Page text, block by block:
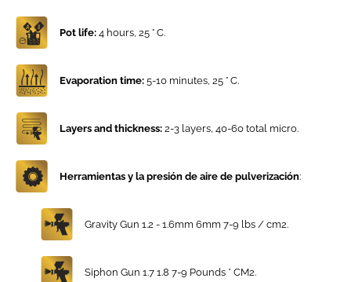
Pot life:4 hours, 25 ° C.
Evaporation time:5-10 minutes, 25 ° C.
Layers and thickness:2-3 layers, 40-60 total micro.
Herramientas y la presión de aire de pulverización:
Gravity Gun 1.2 - 1.6mm 6mm 7-9 lbs / cm2.
Siphon Gun 1.7 1.8 7-9 Pounds * CM2.